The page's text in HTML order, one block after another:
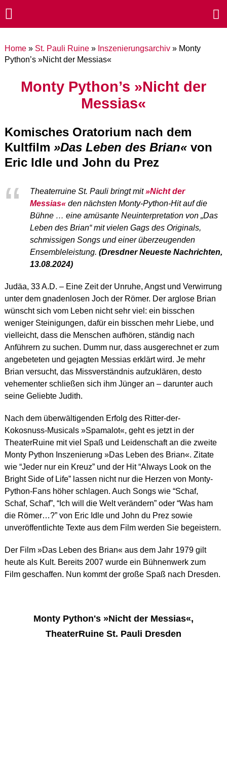
Home» St. Pauli Ruine» Inszenierungsarchiv» Monty
Python’s »Nicht der Messias«
Monty Python’s »Nicht der
Messias«
Komisches Oratorium nach dem
Kultfilm »Das Leben des Brian«von
Eric Idle und John du Prez
Theaterruine St. Pauli bringt mit»Nicht der
Messias«den nächsten Monty-Python-Hit auf die
Bühne … eine amüsante Neuinterpretation von „Das
Leben des Brian“ mit vielen Gags des Originals,
schmissigen Songs und einer überzeugenden
Ensembleleistung. (Dresdner Neueste Nachrichten,
13.08.2024)
Judäa, 33 A.D. – Eine Zeit der Unruhe, Angst und Verwirrung
unter dem gnadenlosen Joch der Römer. Der arglose Brian
wünscht sich vom Leben nicht sehr viel: ein bisschen
weniger Steinigungen, dafür ein bisschen mehr Liebe, und
vielleicht, dass die Menschen aufhören, ständig nach
Anführern zu suchen. Dumm nur, dass ausgerechnet er zum
angebeteten und gejagten Messias erklärt wird. Je mehr
Brian versucht, das Missverständnis aufzuklären, desto
vehementer schließen sich ihm Jünger an – darunter auch
seine Geliebte Judith.
Nach dem überwältigenden Erfolg des Ritter-der-
Kokosnuss-Musicals »Spamalot«, geht es jetzt in der
TheaterRuine mit viel Spaß und Leidenschaft an die zweite
Monty Python Inszenierung »Das Leben des Brian«. Zitate
wie “Jeder nur ein Kreuz” und der Hit “Always Look on the
Bright Side of Life” lassen nicht nur die Herzen von Monty-
Python-Fans höher schlagen. Auch Songs wie “Schaf,
Schaf, Schaf”, “Ich will die Welt verändern” oder “Was ham
die Römer…?” von Eric Idle und John du Prez sowie
unveröffentlichte Texte aus dem Film werden Sie begeistern.
Der Film »Das Leben des Brian« aus dem Jahr 1979 gilt
heute als Kult. Bereits 2007 wurde ein Bühnenwerk zum
Film geschaffen. Nun kommt der große Spaß nach Dresden.
Monty Python's »Nicht der Messias«,
TheaterRuine St. Pauli Dresden